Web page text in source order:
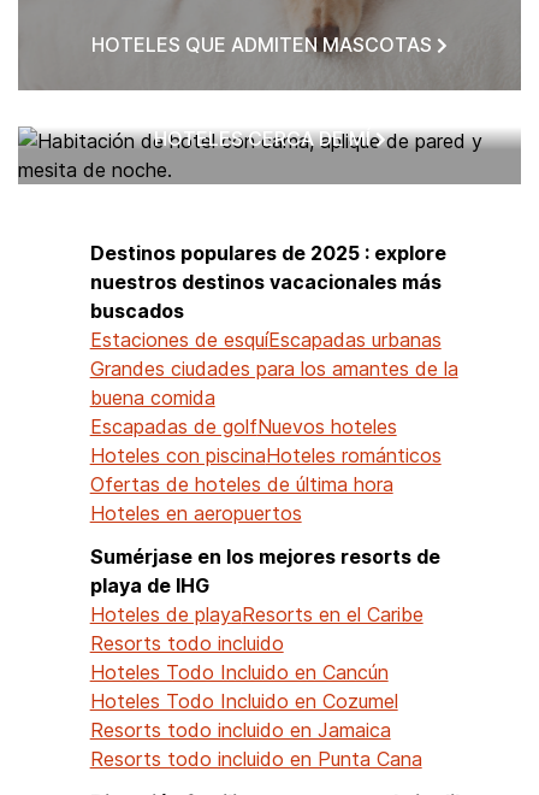
HOTELES QUE ADMITEN MASCOTAS
HOTELES CERCA DE MÍ
Destinos populares de 2025 : explore
nuestros destinos vacacionales más
buscados
Estaciones de esquíEscapadas urbanas
Grandes ciudades para los amantes de la
buena comida
Escapadas de golfNuevos hoteles
Hoteles con piscinaHoteles románticos
Ofertas de hoteles de última hora
Hoteles en aeropuertos
Sumérjase en los mejores resorts de
playa de IHG
Hoteles de playaResorts en el Caribe
Resorts todo incluido
Hoteles Todo Incluido en Cancún
Hoteles Todo Incluido en Cozumel
Resorts todo incluido en Jamaica
Resorts todo incluido en Punta Cana